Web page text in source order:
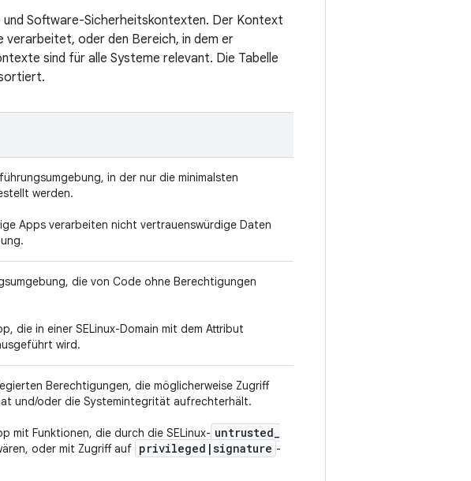
und Software-Sicherheitskontexten. Der Kontext
verarbeitet, oder den Bereich, in dem er
sind für alle Systeme relevant. Die Tabelle
in der nur die minimalsten
werden.
Apps verarbeiten nicht vertrauenswürdige Daten
die von Code ohne Berechtigungen
die in einer SELinux-Domain mit dem Attribut
wird.
Berechtigungen, die möglicherweise Zugriff
und/oder die Systemintegrität aufrechterhält.
mit Funktionen, die durch die SELinux- untrusted_
oder mit Zugriff auf privileged |signature -